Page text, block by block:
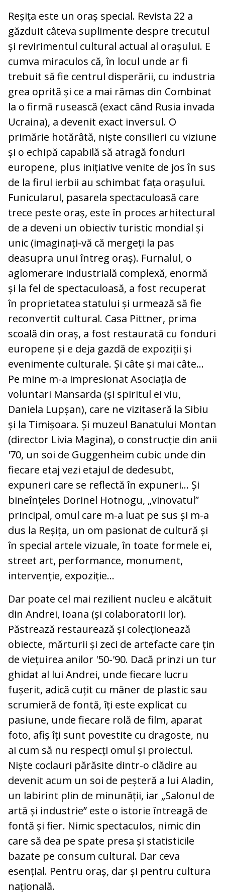
Reșița este un oraș special. Revista 22 a
găzduit câteva suplimente despre trecutul
și revirimentul cultural actual al orașului. E
cumva miraculos că, în locul unde ar fi
trebuit să fie centrul disperării, cu industria
grea oprită și ce a mai rămas din Combinat
la o firmă rusească (exact când Rusia invada
Ucraina), a devenit exact inversul. O
primărie hotărâtă, niște consilieri cu viziune
și o echipă capabilă să atragă fonduri
europene, plus inițiative venite de jos în sus
de la firul ierbii au schimbat fața orașului.
Funicularul, pasarela spectaculoasă care
trece peste oraș, este în proces arhitectural
de a deveni un obiectiv turistic mondial și
unic (imaginați-vă că mergeți la pas
deasupra unui întreg oraș). Furnalul, o
aglomerare industrială complexă, enormă
și la fel de spectaculoasă, a fost recuperat
în proprietatea statului și urmează să fie
reconvertit cultural. Casa Pittner, prima
scoală din oraș, a fost restaurată cu fonduri
europene și e deja gazdă de expoziții și
evenimente culturale. Și câte și mai câte...
Pe mine m-a impresionat Asociația de
voluntari Mansarda (și spiritul ei viu,
Daniela Lupșan), care ne vizitaseră la Sibiu
și la Timișoara. Și muzeul Banatului Montan
(director Livia Magina), o construcție din anii
'70, un soi de Guggenheim cubic unde din
fiecare etaj vezi etajul de dedesubt,
expuneri care se reflectă în expuneri... Și
bineînțeles Dorinel Hotnogu, „vinovatul”
principal, omul care m-a luat pe sus și m-a
dus la Reșița, un om pasionat de cultură și
în special artele vizuale, în toate formele ei,
street art, performance, monument,
intervenție, expoziție...
Dar poate cel mai rezilient nucleu e alcătuit
din Andrei, Ioana (și colaboratorii lor).
Păstrează restaurează și colecționează
obiecte, mărturii și zeci de artefacte care țin
de viețuirea anilor '50-'90. Dacă prinzi un tur
ghidat al lui Andrei, unde fiecare lucru
fușerit, adică cuțit cu mâner de plastic sau
scrumieră de fontă, îți este explicat cu
pasiune, unde fiecare rolă de film, aparat
foto, afiș îți sunt povestite cu dragoste, nu
ai cum să nu respecți omul și proiectul.
Niște coclauri părăsite dintr-o clădire au
devenit acum un soi de peșteră a lui Aladin,
un labirint plin de minunății, iar „Salonul de
artă și industrie” este o istorie întreagă de
fontă și fier. Nimic spectaculos, nimic din
care să dea pe spate presa și statisticile
bazate pe consum cultural. Dar ceva
esențial. Pentru oraș, dar și pentru cultura
națională.